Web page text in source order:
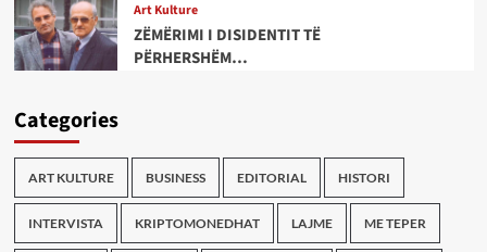
Art Kulture
ZËMËRIMI I DISIDENTIT TË
PËRHERSHËM…
Categories
ART KULTURE BUSINESS EDITORIAL HISTORI
INTERVISTA KRIPTOMONEDHAT LAJME ME TEPER